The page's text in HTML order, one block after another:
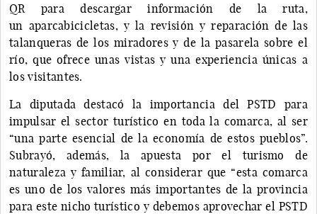
QR para descargar información de la ruta,
un aparcabicicletas, y la revisión y reparación de las
talanqueras de los miradores y de la pasarela sobre el
río, que ofrece unas vistas y una experiencia únicas a
los visitantes.
La diputada destacó la importancia del PSTD para
impulsar el sector turístico en toda la comarca, al ser
“una parte esencial de la economía de estos pueblos”.
Subrayó, además, la apuesta por el turismo de
naturaleza y familiar, al considerar que “esta comarca
es uno de los valores más importantes de la provincia
para este nicho turístico y debemos aprovechar el PSTD